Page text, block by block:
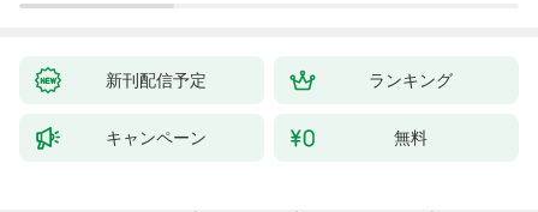
新刊配信予定 ランキング
キャンペーン 無料